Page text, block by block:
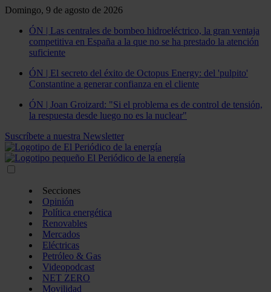
Domingo, 9 de agosto de 2026
ÓN | Las centrales de bombeo hidroeléctrico, la gran ventaja
competitiva en España a la que no se ha prestado la atención
suficiente
ÓN | El secreto del éxito de Octopus Energy: del 'pulpito'
Constantine a generar confianza en el cliente
ÓN | Joan Groizard: "Si el problema es de control de tensión,
la respuesta desde luego no es la nuclear"
Suscríbete a nuestra Newsletter
Secciones
Opinión
Política energética
Renovables
Mercados
Eléctricas
Petróleo & Gas
Videopodcast
NET ZERO
Movilidad